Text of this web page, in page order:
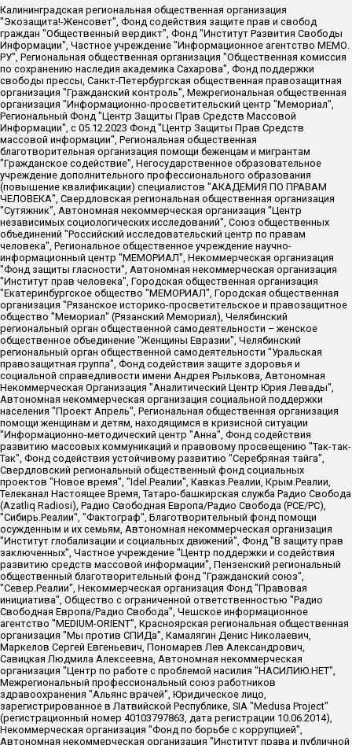
Калининградская региональная общественная организация "Экозащита!-Женсовет", Фонд содействия защите прав и свобод граждан "Общественный вердикт", Фонд "Институт Развития Свободы Информации", Частное учреждение "Информационное агентство МЕМО. РУ", Региональная общественная организация "Общественная комиссия по сохранению наследия академика Сахарова", Фонд поддержки свободы прессы, Санкт-Петербургская общественная правозащитная организация "Гражданский контроль", Межрегиональная общественная организация "Информационно-просветительский центр "Мемориал", Региональный Фонд "Центр Защиты Прав Средств Массовой Информации", с 05.12.2023 Фонд "Центр Защиты Прав Средств массовой информации", Региональная общественная благотворительная организация помощи беженцам и мигрантам "Гражданское содействие", Негосударственное образовательное учреждение дополнительного профессионального образования (повышение квалификации) специалистов "АКАДЕМИЯ ПО ПРАВАМ ЧЕЛОВЕКА", Свердловская региональная общественная организация "Сутяжник", Автономная некоммерческая организация "Центр независимых социологических исследований", Союз общественных объединений "Российский исследовательский центр по правам человека", Региональное общественное учреждение научно-информационный центр "МЕМОРИАЛ", Некоммерческая организация "Фонд защиты гласности", Автономная некоммерческая организация "Институт прав человека", Городская общественная организация "Екатеринбургское общество "МЕМОРИАЛ", Городская общественная организация "Рязанское историко-просветительское и правозащитное общество "Мемориал" (Рязанский Мемориал), Челябинский региональный орган общественной самодеятельности – женское общественное объединение "Женщины Евразии", Челябинский региональный орган общественной самодеятельности "Уральская правозащитная группа", Фонд содействия защите здоровья и социальной справедливости имени Андрея Рылькова, Автономная Некоммерческая Организация "Аналитический Центр Юрия Левады", Автономная некоммерческая организация социальной поддержки населения "Проект Апрель", Региональная общественная организация помощи женщинам и детям, находящимся в кризисной ситуации "Информационно-методический центр "Анна", Фонд содействия развитию массовых коммуникаций и правовому просвещению "Так-так-Так", Фонд содействия устойчивому развитию "Серебряная тайга", Свердловский региональный общественный фонд социальных проектов "Новое время", "Idel.Реалии", Кавказ.Реалии, Крым.Реалии, Телеканал Настоящее Время, Татаро-башкирская служба Радио Свобода (Azatliq Radiosi), Радио Свободная Европа/Радио Свобода (PCE/PC), "Сибирь.Реалии", "Фактограф", Благотворительный фонд помощи осужденным и их семьям, Автономная некоммерческая организация "Институт глобализации и социальных движений", Фонд "В защиту прав заключенных", Частное учреждение "Центр поддержки и содействия развитию средств массовой информации", Пензенский региональный общественный благотворительный фонд "Гражданский союз", "Север.Реалии", Некоммерческая организация Фонд "Правовая инициатива", Общество с ограниченной ответственностью "Радио Свободная Европа/Радио Свобода", Чешское информационное агентство "MEDIUM-ORIENT", Красноярская региональная общественная организация "Мы против СПИДа", Камалягин Денис Николаевич, Маркелов Сергей Евгеньевич, Пономарев Лев Александрович, Савицкая Людмила Алексеевна, Автономная некоммерческая организация "Центр по работе с проблемой насилия "НАСИЛИЮ.НЕТ", Межрегиональный профессиональный союз работников здравоохранения "Альянс врачей", Юридическое лицо, зарегистрированное в Латвийской Республике, SIA "Medusa Project" (регистрационный номер 40103797863, дата регистрации 10.06.2014), Некоммерческая организация "Фонд по борьбе с коррупцией", Автономная некоммерческая организация "Институт права и публичной политики", Баданин Роман Сергеевич, Гликин Максим Александрович, Железнова Мария Михайловна, Лукьянова Юлия Сергеевна, Маетная Елизавета Витальевна, Маняхин Петр Борисович, Чуракова Ольга Владимировна, Ярош Юлия Петровна, Юридическое лицо "The Insider SIA", зарегистрированное в Риге, Латвийская Республика (дата регистрации 26.06.2015), являющееся администратором доменного имени интернет-издания "The Insider SIA", https://theins.ru, Постернак Алексей Евгеньевич, Рубин Михаил Аркадьевич, Анин Роман Александрович, Юридическое лицо Istories fonds, зарегистрированное в Латвийской Республике (регистрационный номер 50008295751, дата регистрации 24.02.2020), Великовский Дмитрий Александрович, Долинина Ирина Николаевна, Мароховская Алеся Алексеевна, Шлейнов Роман Юрьевич, Шмагун Олеся Валентиновна, Общество с ограниченной ответственностью "Альтаир 2021", Общество с ограниченной ответственностью "Вега 2021", Общество с ограниченной ответственностью "Главный редактор 2021", Общество с ограниченной ответственностью "Ромашки монолит", Важенков Артем Валерьевич, Ивановская областная общественная организация "Центр гендерных исследований", Гурман Юрий Альбертович, Медиапроект "ОВД-Инфо", Егоров Владимир Владимирович, Жилинский Владимир Александрович, Общество с ограниченной ответственностью "ЗП", Иванова София Юрьевна, Карезина Инна Павловна, Кильтау Екатерина Викторовна, Петров Алексей Викторович, Пискунов Сергей Евгеньевич, Смирнов Сергей Сергеевич, Тихонов Михаил Сергеевич, Общество с ограниченной ответственностью "ЖУРНАЛИСТ-ИНОСТРАННЫЙ АГЕНТ", Арапова Галина Юрьевна, Вольтская Татьяна Анатольевна, Американская компания "Mason G.E.S. Anonymous Foundation" (США), являющаяся владельцем интернет-издания https://mnews.world/, Компания "Stichting Bellingcat", зарегистрированная в Нидерландах (дата регистрации 11.07.2018), Захаров Андрей Вячеславович, Клепиковская Екатерина Дмитриевна, Общество с ограниченной ответственностью "МЕМО", Перл Роман Александрович, Симонов Евгений Алексеевич, Соловьева Елена Анатольевна, Сотников Даниил Владимирович, Сурначева Елизавета Дмитриевна, Автономная некоммерческая организация по защите прав человека и информированию населения "Якутия – Наше Мнение", Общество с ограниченной ответственностью "Москоу диджитал медиа", с 26.01.2023 Общество с ограниченной ответственностью "Чайка Белые сады", Ветошкина Валерия Валерьевна, Заговора Максим Александрович, Межрегиональное общественное движение "Российская ЛГБТ - сеть", Оленичев Максим Владимирович, Павлов Иван Юрьевич, Скворцова Елена Сергеевна, Общество с ограниченной ответственностью "Как бы инагент", Кочетков Игорь Викторович, Общество с ограниченной ответственностью "Честные выборы", Еланчик Олег Александрович, Общество с ограниченной ответственностью "Нобелевский призыв", Гималова Регина Эмилевна, Григорьев Андрей Валерьевич, Григорьева Алина Александровна, Ассоциация по содействию защите прав призывников, альтернативнослужащих и военнослужащих "Правозащитная группа "Гражданин.Армия.Право", Хисамова Регина Фаритовна, Автономная некоммерческая организация по реализации социально-правовых программ "Лилит", Дальневосточное общественное движение "Маяк", Санкт-Петербургская ЛГБТ-инициативная группа "Выход", Инициативная группа ЛГБТ+ "Реверс", Алексеев Андрей Викторович, Бекбулатова Таисия Львовна, Беляев Иван Михайлович, Владыкина Елена Сергеевна, Гельман Марат Александрович, Никульшина Вероника Юрьевна, Толоконникова Надежда Андреевна, Шендерович Виктор Анатольевич, Общество с ограниченной ответственностью "Данное сообщение", Общество с ограниченной ответственностью Издательский дом "Новая глава", Айнбиндер Александра Александровна, Московский комьюнити-центр для ЛГБТ+инициатив, Благотворительный фонд развития филантропии, Deutsche Welle (Германия, Kurt-Schumacher-Strasse 3, 53113 Bonn), Борзунова Мария Михайловна, Воробьев Виктор Викторович, Голубева Анна Львовна, Константинова Алла Михайловна, Малкова Ирина Владимировна, Мурадов Мурад Абдулгалимович, Осетинская Елизавета Николаевна, Понасенков Евгений Николаевич, Ганапольский Матвей Юрьевич, Киселев Евгений Алексеевич, Борухович Ирина Григорьевна, Дремин Иван Тимофеевич, Дубровский Дмитрий Викторович, Красноярская региональная общественная организация поддержки и развития альтернативных образовательных технологий и межкультурных коммуникаций "ИНТЕРРА", Маяковская Екатерина Алексеевна, Фейгин Марк Захарович, Филимонов Андрей Викторович, Дзугкоева Регина Николаевна, Доброхотов Роман Александрович, Дудь Юрий Александрович, Елкин Сергей Владимирович, Кругликов Кирилл Игоревич, Сабунаева Мария Леонидовна, Семенов Алексей Владимирович, Шаинян Карен Багратович, Шульман Екатерина Михайловна, Асафьев Артур Валерьевич, Вахштайн Виктор Семенович, Венедиктов Алексей Алексеевич, Лушникова Екатерина Евгеньевна, Волков Леонид Михайлович, Невзоров Александр Глебович, Пархоменко Сергей Борисович, Сироткин Ярослав Николаевич, Кара-Мурза Владимир Владимирович, Баранова Наталья Владимировна, Гозман Леонид Яковлевич, Кагарлицкий Борис Юльевич, Климарев Михаил Валерьевич, Милов Владимир Станиславович, Автономная некоммерческая организация Краснодарский центр современного искусства "Типография", Моргенштерн Алишер Тагирович, Соболь Любовь Эдуардовна, Общество с ограниченной ответственностью "ЛИЗА НОРМ", Каспаров Гарри Кимович, Ходорковский Михаил Борисович, Общество с ограниченной ответственностью "Апрельские тезисы", Данилович Ирина Брониславовна, Кашин Олег Владимирович, Петров Николай Владимирович, Пивоваров Алексей Владимирович, Соколов Михаил Владимирович, Цветкова Юлия Владимировна, Чичваркин Евгений Александрович, Комитет против пыток/Команда против пыток, Общество с ограниченной ответственностью "Первый научный", Общество с ограниченной ответственностью "Вертолет и ко", Белоцерковская Вероника Борисовна, Кац Максим Евгеньевич, Лазарева Татьяна Юрьевна, Шаведдинов Руслан Табризович, Яшин Илья Валерьевич, Общество с ограниченной ответственностью "Иноагент ААВ", Алешковский Дмитрий Петрович, Альбац Евгения Марковна, Быков Дмитрий Львович, Галямина Юлия Евгеньевна, Лойко Сергей Леонидович, Мартынов Кирилл Константинович, Медведев Сергей Александрович, Крашенинников Федор Геннадиевич, Гордеева Катерина Вл